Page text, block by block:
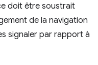
doit être soustrait
de la navigation
signaler par rapport à